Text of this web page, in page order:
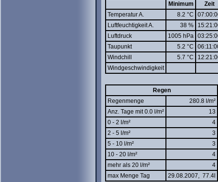
Minimum
Zeit
Temperatur A.
8.2 °C
Luftfeuchtigkeit A.
38 %
Luftdruck
1005 hPa
Taupunkt
5.2 °C
Windchill
5.7 °C
Windgeschwindigkeit
Regen
Regenmenge
280.8 l/m²
Anz. Tage mit 0.0 l/m²
13
0 - 2 l/m²
4
2 - 5 l/m²
3
5 - 10 l/m²
3
10 - 20 l/m²
4
mehr als 20 l/m²
4
max Menge Tag
29.08.2007, 77.4l